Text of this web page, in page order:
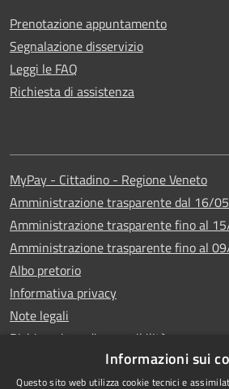
Prenotazione appuntamento
Segnalazione disservizio
Leggi le FAQ
Richiesta di assistenza
MyPay - Cittadino - Regione Veneto
Amministrazione trasparente dal 16/
Amministrazione trasparente fino al
Amministrazione trasparente fino al
Albo pretorio
Informativa privacy
Note legali
Dichiarazione di accessibilità
Informazioni sui
Questo sito web utilizza cookie tecnici e